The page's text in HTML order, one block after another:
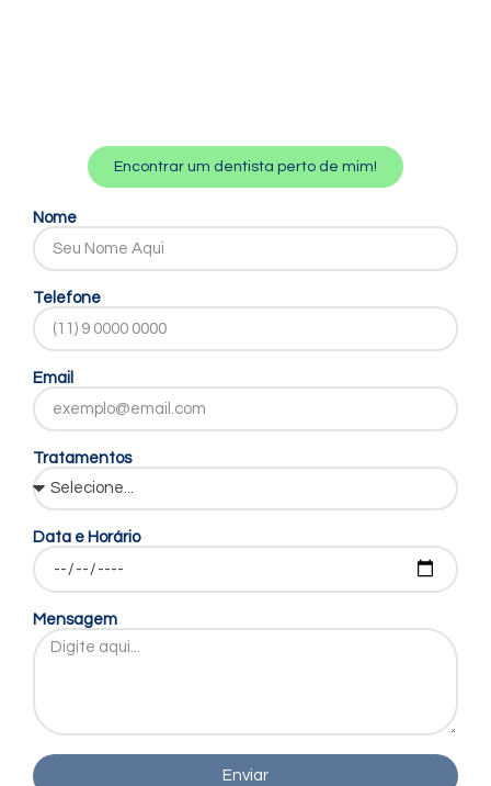
Encontrar um dentista perto de mim!
Nome
Telefone
Email
Tratamentos
Data e Horário
Mensagem
Enviar